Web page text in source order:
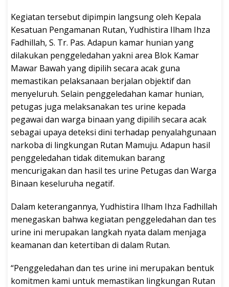
Kegiatan tersebut dipimpin langsung oleh Kepala
Kesatuan Pengamanan Rutan, Yudhistira Ilham Ihza
Fadhillah, S. Tr. Pas. Adapun kamar hunian yang
dilakukan penggeledahan yakni area Blok Kamar
Mawar Bawah yang dipilih secara acak guna
memastikan pelaksanaan berjalan objektif dan
menyeluruh. Selain penggeledahan kamar hunian,
petugas juga melaksanakan tes urine kepada
pegawai dan warga binaan yang dipilih secara acak
sebagai upaya deteksi dini terhadap penyalahgunaan
narkoba di lingkungan Rutan Mamuju. Adapun hasil
penggeledahan tidak ditemukan barang
mencurigakan dan hasil tes urine Petugas dan Warga
Binaan keseluruha negatif.
Dalam keterangannya, Yudhistira Ilham Ihza Fadhillah
menegaskan bahwa kegiatan penggeledahan dan tes
urine ini merupakan langkah nyata dalam menjaga
keamanan dan ketertiban di dalam Rutan.
“Penggeledahan dan tes urine ini merupakan bentuk
komitmen kami untuk memastikan lingkungan Rutan